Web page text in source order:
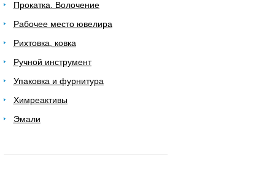
Прокатка. Волочение
Рабочее место ювелира
Рихтовка, ковка
Ручной инструмент
Упаковка и фурнитура
Химреактивы
Эмали